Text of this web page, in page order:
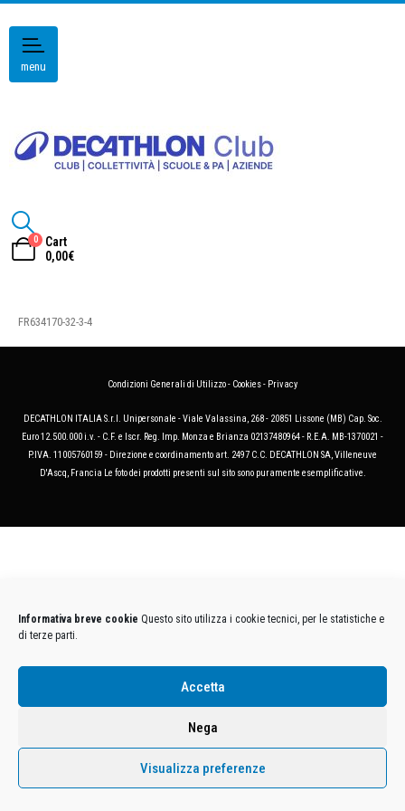
Informativa breve cookie Questo sito utilizza i cookie tecnici, per le statistiche e
di terze parti.
Accetta
Nega
Visualizza preferenze
menu
0
Cart
0,00€
FR634170-32-3-4
Condizioni Generali di Utilizzo- Cookies- Privacy
DECATHLON ITALIA S.r.l. Unipersonale - Viale Valassina, 268 - 20851 Lissone (MB) Cap. Soc.
Euro 12.500.000 i.v. - C.F. e Iscr. Reg. Imp. Monza e Brianza 02137480964 - R.E.A. MB-1370021 -
P.IVA. 11005760159 - Direzione e coordinamento art. 2497 C.C. DECATHLON SA, Villeneuve
D'Ascq, Francia Le foto dei prodotti presenti sul sito sono puramente esemplificative.